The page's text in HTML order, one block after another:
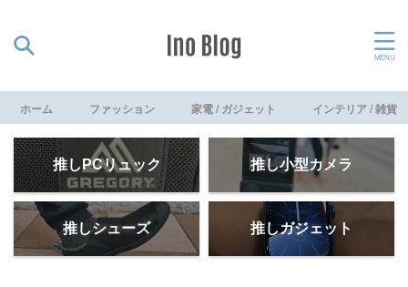
ホーム ファッション 家電 / ガジェット インテリア / 雑貨
推しPCリュック 推し小型カメラ
推しシューズ 推しガジェット